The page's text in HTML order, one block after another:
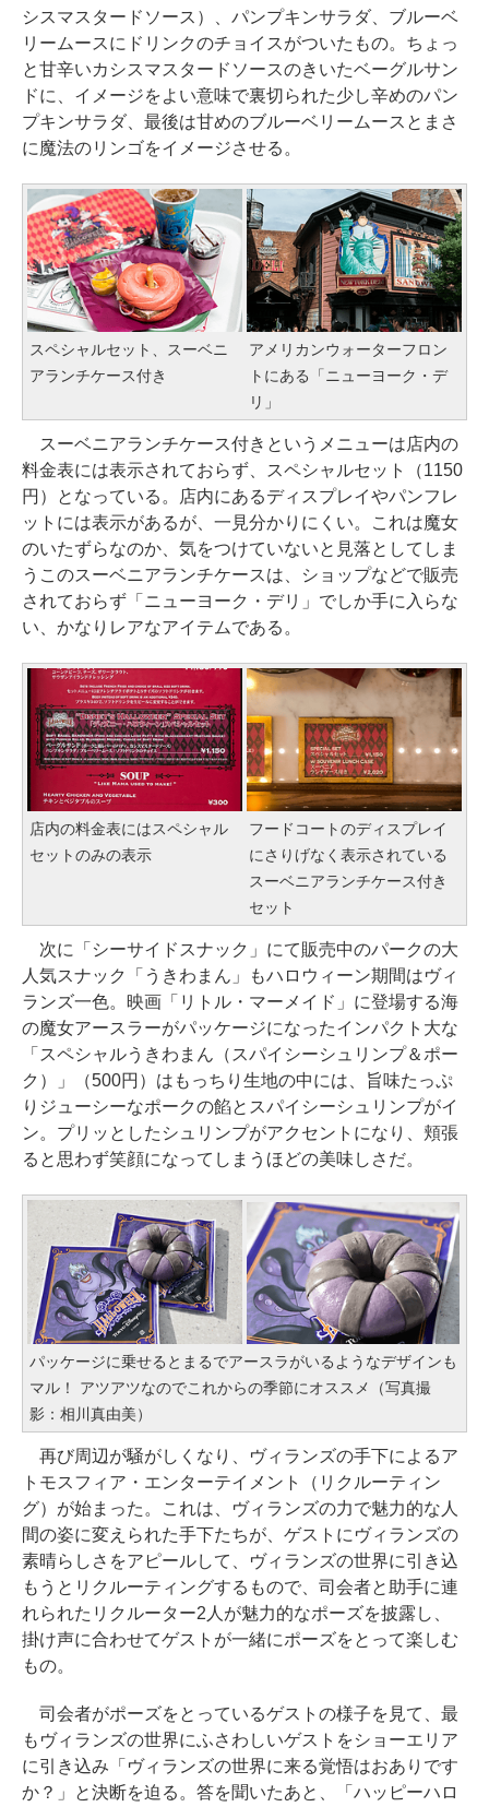
シスマスタードソース）、パンプキンサラダ、ブルーベ
リームースにドリンクのチョイスがついたもの。ちょっ
と甘辛いカシスマスタードソースのきいたベーグルサン
ドに、イメージをよい意味で裏切られた少し辛めのパン
プキンサラダ、最後は甘めのブルーベリームースとまさ
に魔法のリンゴをイメージさせる。
スペシャルセット、スーベニ
アランチケース付き
アメリカンウォーターフロン
トにある「ニューヨーク・デ
リ」
スーベニアランチケース付きというメニューは店内の
料金表には表示されておらず、スペシャルセット（1150
円）となっている。店内にあるディスプレイやパンフレ
ットには表示があるが、一見分かりにくい。これは魔女
のいたずらなのか、気をつけていないと見落としてしま
うこのスーベニアランチケースは、ショップなどで販売
されておらず「ニューヨーク・デリ」でしか手に入らな
い、かなりレアなアイテムである。
店内の料金表にはスペシャル
セットのみの表示
フードコートのディスプレイ
にさりげなく表示されている
スーベニアランチケース付き
セット
次に「シーサイドスナック」にて販売中のパークの大
人気スナック「うきわまん」もハロウィーン期間はヴィ
ランズ一色。映画「リトル・マーメイド」に登場する海
の魔女アースラーがパッケージになったインパクト大な
「スペシャルうきわまん（スパイシーシュリンプ＆ポー
ク）」（500円）はもっちり生地の中には、旨味たっぷ
りジューシーなポークの餡とスパイシーシュリンプがイ
ン。プリッとしたシュリンプがアクセントになり、頬張
ると思わず笑顔になってしまうほどの美味しさだ。
パッケージに乗せるとまるでアースラがいるようなデザインも
マル！ アツアツなのでこれからの季節にオススメ（写真撮
影：相川真由美）
再び周辺が騒がしくなり、ヴィランズの手下によるア
トモスフィア・エンターテイメント（リクルーティン
グ）が始まった。これは、ヴィランズの力で魅力的な人
間の姿に変えられた手下たちが、ゲストにヴィランズの
素晴らしさをアピールして、ヴィランズの世界に引き込
もうとリクルーティングするもので、司会者と助手に連
れられたリクルーター2人が魅力的なポーズを披露し、
掛け声に合わせてゲストが一緒にポーズをとって楽しむ
もの。
司会者がポーズをとっているゲストの様子を見て、最
もヴィランズの世界にふさわしいゲストをショーエリア
に引き込み「ヴィランズの世界に来る覚悟はおありです
か？」と決断を迫る。答を聞いたあと、「ハッピーハロ